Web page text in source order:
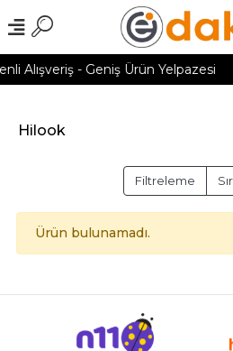
Alışveriş - Geniş Ürün Yelpazesi
Hilook
Filtreleme
Ürün bulunamadı.